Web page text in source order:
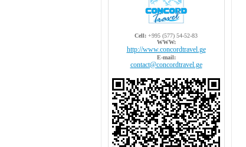
Cell: +995 (577) 54-52-83
WWW:
http://www.concordtravel.ge
E-mail:
contact@concordtravel.ge